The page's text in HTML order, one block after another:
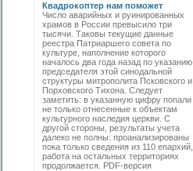
Квадрокоптер нам поможет
Число аварийных и руинированных
храмов в России превысило три
тысячи. Таковы текущие данные
реестра Патриаршего совета по
культуре, наполнение которого
началось два года назад по указанию
председателя этой синодальной
структуры митрополита Псковского и
Порховского Тихона. Следует
заметить: в указанную цифру попали
не только отнесенные к объектам
культурного наследия церкви. С
другой стороны, результаты учета
далеко не полны: проанализированы
пока только сведения из 110 епархий,
работа на остальных территориях
продолжается. PDF-версия